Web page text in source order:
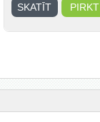
SKATĪT PIRKT